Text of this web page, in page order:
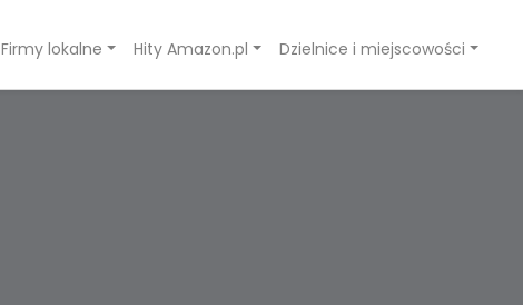
Firmy lokalne Hity Amazon.pl Dzielnice i miejscowości